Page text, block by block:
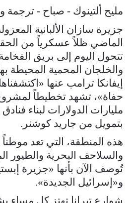
مليح ألتينوك - صباح -
جزيرة سازان الألبانية
الماضي ظلاً عسكرياً من
تتحول اليوم إلى بريق
والخلجان المحمية المحيطة
إيفانكا ترامب عنها
حفاة»، تشهد تخطيطاً
مليارات الدولارات لبناء
بتمويل من جاريد كوشنر.
هذه المنطقة، التي تعد موطناً
والسلاحف البحرية والطيور
تُوصف الآن بأنها «جزيرة
و«إسرائيل الجديدة».
شوارع تيرانا تهتز كل مساء